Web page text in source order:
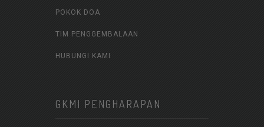
POKOK DOA
TIM PENGGEMBALAAN
HUBUNGI KAMI
GKMI PENGHARAPAN